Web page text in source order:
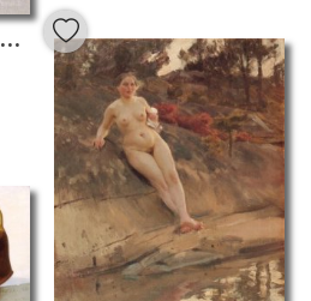
Portrait d'une femme (portrait de la mariée du Seigneur Laputin)